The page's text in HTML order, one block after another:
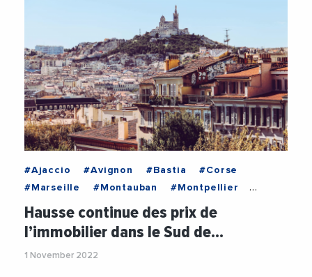
#Ajaccio #Avignon #Bastia
#Corse
#Marseille
#Montauban
#Montpellier
#Nice
#Nimes #Occitanie
#Perpignan
#Toulouse
#AnalyseEconomique
#Economie
#Immobilier
Hausse continue des prix de
l’immobilier dans le Sud de…
1 November 2022